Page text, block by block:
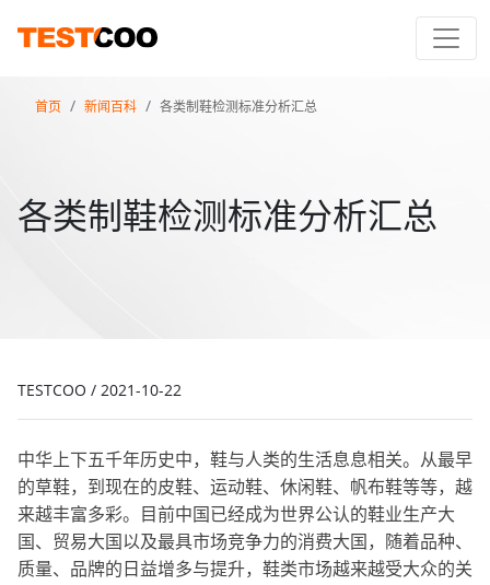
首页 新闻百科 各类制鞋检测标准分析汇总
各类制鞋检测标准分析汇总
TESTCOO / 2021-10-22
中华上下五千年历史中， 鞋与人类的生活息息相关。
从最早
的草鞋，到现在的皮鞋、运动鞋、休闲鞋、帆布鞋等等，越
来越丰富多彩。 目前中国已经成为世界公认的鞋业生产大
国、贸易大国以及最具市场竞争力的消费大国，
随着品种、
质量、品牌的日益增多与提升，鞋类市场越来越受大众的关